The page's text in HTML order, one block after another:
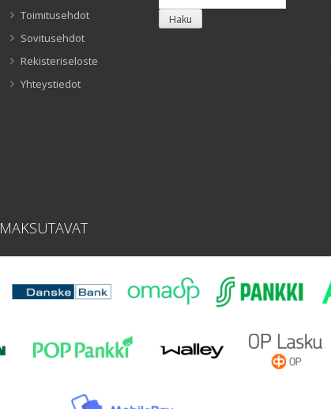
Toimitusehdot
Sovitusehdot
Rekisteriseloste
Yhteystiedot
Haku
MAKSUTAVAT